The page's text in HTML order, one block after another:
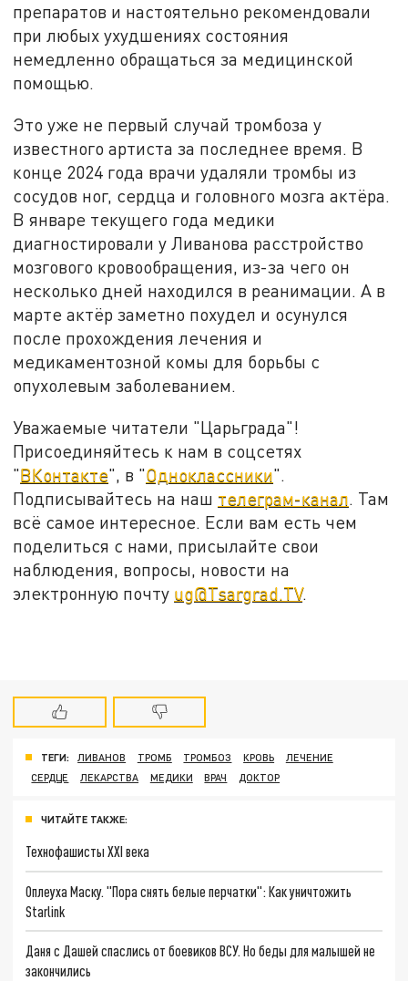
препаратов и настоятельно рекомендовали
при любых ухудшениях состояния
немедленно обращаться за медицинской
помощью.
Это уже не первый случай тромбоза у
известного артиста за последнее время. В
конце 2024 года врачи удаляли тромбы из
сосудов ног, сердца и головного мозга актёра.
В январе текущего года медики
диагностировали у Ливанова расстройство
мозгового кровообращения, из-за чего он
несколько дней находился в реанимации. А в
марте актёр заметно похудел и осунулся
после прохождения лечения и
медикаментозной комы для борьбы с
опухолевым заболеванием.
Уважаемые читатели "Царьграда"!
Присоединяйтесь к нам в соцсетях
"ВКонтакте", в "Одноклассники".
Подписывайтесь на наш телеграм-канал. Там
всё самое интересное. Если вам есть чем
поделиться с нами, присылайте свои
наблюдения, вопросы, новости на
электронную почту ug@Tsargrad.TV.
ТЕГИ: ЛИВАНОВ ТРОМБ ТРОМБОЗ КРОВЬ
ЛЕЧЕНИЕ
СЕРДЦЕ
ЛЕКАРСТВА МЕДИКИ ВРАЧ ДОКТОР
ЧИТАЙТЕ ТАКЖЕ:
Технофашисты XXI века
Оплеуха Маску. "Пора снять белые перчатки": Как уничтожить
Starlink
Даня с Дашей спаслись от боевиков ВСУ. Но беды для малышей не
закончились